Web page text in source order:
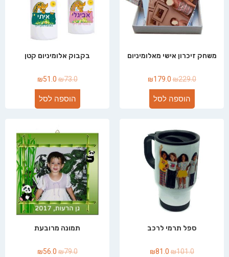
משחק זיכרון אישי מאלומיניום
₪229.0
₪179.0
הוספה לסל
בקבוק אלומיניום קטן
₪73.0
₪51.0
הוספה לסל
ספל תרמי לרכב
₪101.0
₪81.0
תמונה מרובעת
₪79.0
₪56.0